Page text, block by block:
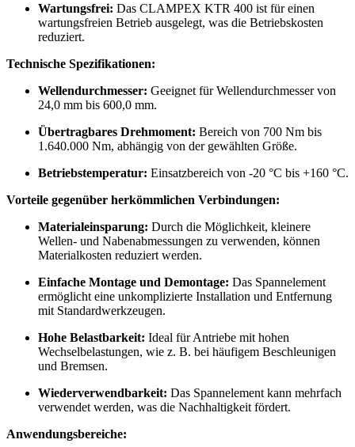
Wartungsfrei: Das CLAMPEX KTR 400 ist für einen
wartungsfreien Betrieb ausgelegt, was die Betriebskosten
reduziert.
Technische Spezifikationen:
Wellendurchmesser: Geeignet für Wellendurchmesser von
24,0 mm bis 600,0 mm.
Übertragbares Drehmoment: Bereich von 700 Nm bis
1.640.000 Nm, abhängig von der gewählten Größe.
Betriebstemperatur: Einsatzbereich von -20 °C bis +160 °C.
Vorteile gegenüber herkömmlichen Verbindungen:
Materialeinsparung: Durch die Möglichkeit, kleinere
Wellen- und Nabenabmessungen zu verwenden, können
Materialkosten reduziert werden.
Einfache Montage und Demontage: Das Spannelement
ermöglicht eine unkomplizierte Installation und Entfernung
mit Standardwerkzeugen.
Hohe Belastbarkeit: Ideal für Antriebe mit hohen
Wechselbelastungen, wie z. B. bei häufigem Beschleunigen
und Bremsen.
Wiederverwendbarkeit: Das Spannelement kann mehrfach
verwendet werden, was die Nachhaltigkeit fördert.
Anwendungsbereiche: